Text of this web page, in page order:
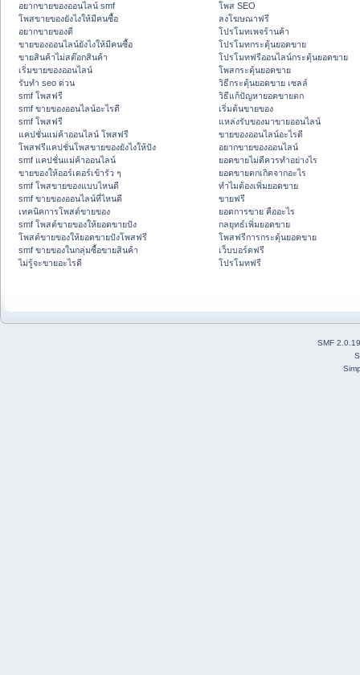
อยากขายของออนไลน์ smf
โพสขายของยังไงให้มีคนซื้อ
อยากขายของดี
ขายของออนไลน์ยังไงให้มีคนซื้อ
ขายสินค้าไม่สต๊อกสินค้า
เริ่มขายของออนไลน์
รับทำ seo ด่วน
smf โพสฟรี
smf ขายของออนไลน์อะไรดี
smf โพสฟรี
แคปชั่นแม่ค้าออนไลน์ โพสฟรี
โพสฟรีแคปชั่นโพสขายของยังไงให้ปัง
smf แคปชั่นแม่ค้าออนไลน์
ขายของให้ออร์เดอร์เข้ารัว ๆ
smf โพสขายของแบบไหนดี
smf ขายของออนไลน์ที่ไหนดี
เทคนิคการโพสต์ขายของ
smf โพสต์ขายของให้ยอดขายปัง
โพสต์ขายของให้ยอดขายปังโพสฟรี
smf ขายของในกลุ่มซื้อขายสินค้า
ไม่รู้จะขายอะไรดี
โพส SEO
ลงโฆษณาฟรี
โปรโมทเพจร้านค้า
โปรโมทกระตุ้นยอดขาย
โปรโมทฟรีออนไลน์กระตุ้นยอดขาย
โพสกระตุ้นยอดขาย
วิธีกระตุ้นยอดขาย เซลล์
วิธีแก้ปัญหายอดขายตก
เริ่มต้นขายของ
แหล่งรับของมาขายออนไลน์
ขายของออนไลน์อะไรดี
อยากขายของออนไลน์
ยอดขายไม่ดีควรทำอย่างไร
ยอดขายตกเกิดจากอะไร
ทำไมต้องเพิ่มยอดขาย
ขายฟรี
ยอดการขาย คืออะไร
กลยุทธ์เพิ่มยอดขาย
โพสฟรีการกระตุ้นยอดขาย
เว็บบอร์ดฟรี
โปรโมทฟรี
SMF 2.0.19